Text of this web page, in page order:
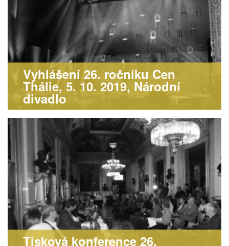
Vyhlášení 26. ročníku Cen
Thálie, 5. 10. 2019, Národní
divadlo
Tisková konference 26.